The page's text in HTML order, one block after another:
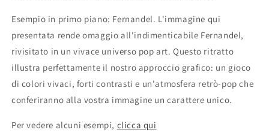
Esempio in primo piano: Fernandel. L'immagine qui
presentata rende omaggio all'indimenticabile Fernandel,
rivisitato in un vivace universo pop art. Questo ritratto
illustra perfettamente il nostro approccio grafico: un gioco
di colori vivaci, forti contrasti e un'atmosfera retrò-pop che
conferiranno alla vostra immagine un carattere unico.
Per vedere alcuni esempi, clicca qui